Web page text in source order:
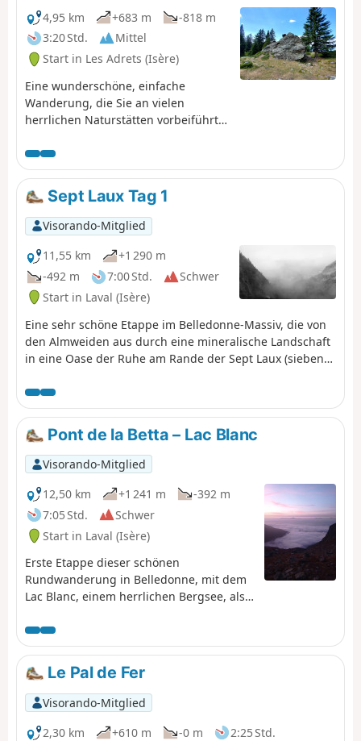
4,95 km +683 m
-818 m
3:20 Std.
Mittel
Start in Les Adrets (Isère)
Eine wunderschöne, einfache
Wanderung, die Sie an vielen
herrlichen Naturstätten vorbeiführt
atemberaubenden Blick auf das
Grésivaudan-Tal und das Chartreuse-
Massiv genießen können.
Sept Laux Tag 1
Visorando-Mitglied
11,55 km
+1 290 m
-492 m
7:00 Std.
Schwer
Start in Laval (Isère)
Eine sehr schöne Etappe im Belledonne-Massiv, die von
den Almweiden aus durch eine mineralische Landschaft
in eine Oase der Ruhe am Rande der Sept Laux (sieben
Pont de la Betta – Lac Blanc
Visorando-Mitglied
12,50 km
+1 241 m
-392 m
7:05 Std.
Schwer
Start in Laval (Isère)
Erste Etappe dieser schönen
Rundwanderung in Belledonne, mit dem
Lac Blanc, einem herrlichen Bergsee, als
Le Pal de Fer
Visorando-Mitglied
2,30 km
+610 m -0 m
2:25 Std.